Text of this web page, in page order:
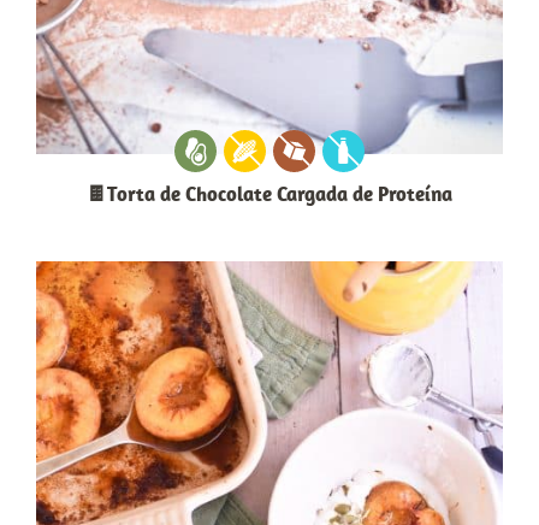
🍫Torta de Chocolate Cargada de Proteína